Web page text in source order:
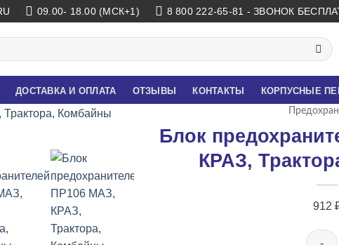
09.00- 18.00 (МСК+1) 8 800 222-65-81 - ЗВОНОК
ДОСТАВКА И ОПЛАТА ОТЗЫВЫ КОНТАКТЫ КОРПУСНЫЕ
Блок
КРАЗ,
912